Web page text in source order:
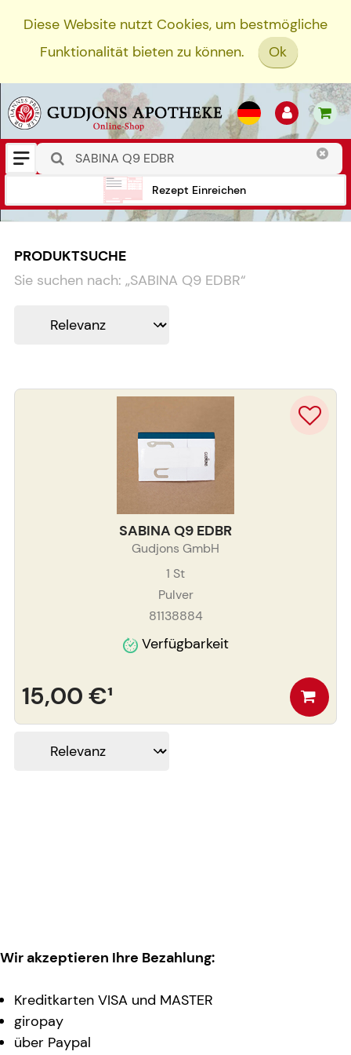
Diese Website nutzt Cookies, um bestmögliche
Funktionalität bieten zu können.
Ok
Rezept Einreichen
PRODUKTSUCHE
Sie suchen nach: „SABINA Q9 EDBR“
SABINA Q9 EDBR
Gudjons GmbH
1 St
Pulver
81138884
Verfügbarkeit
15,00 €¹
Wir akzeptieren Ihre Bezahlung:
Kreditkarten VISA und MASTER
giropay
über Paypal